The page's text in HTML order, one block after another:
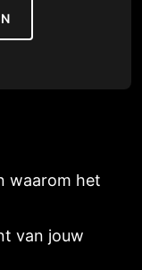
waarom het
van jouw